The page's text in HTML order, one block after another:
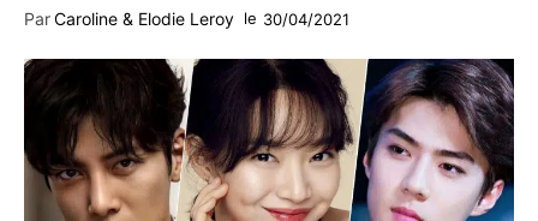
ParCaroline & Elodie Leroy le 30/04/2021